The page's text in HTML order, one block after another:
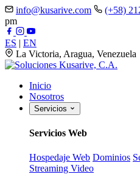
info@kusarive.com (+58)
pm
ES | EN
La Victoria, Aragua, Venezuela
Inicio
Nosotros
Servicios
Servicios Web
Hospedaje Web Dominios
Streaming Video